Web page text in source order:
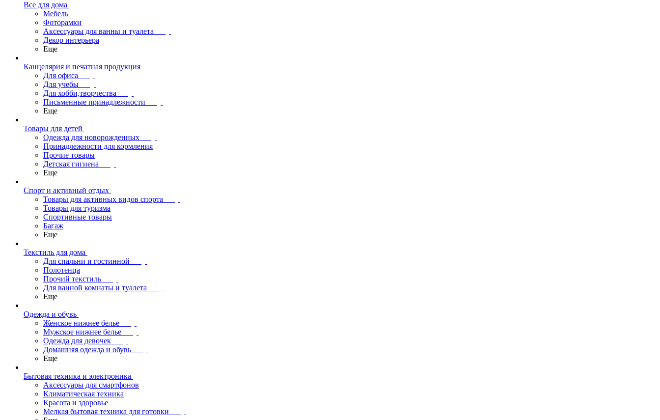
Все для дома
Мебель
Фоторамки
Аксессуары для ванны и туалета
Декор интерьера
Еще
Канцелярия и печатная продукция
Для офиса
Для учебы
Для хобби,творчества
Письменные принадлежности
Еще
Товары для детей
Одежда для новорожденных
Принадлежности для кормления
Прочие товары
Детская гигиена
Еще
Спорт и активный отдых
Товары для активных видов спорта
Товары для туризма
Спортивные товары
Багаж
Еще
Текстиль для дома
Для спальни и гостинной
Полотенца
Прочий текстиль
Для ванной комнаты и туалета
Еще
Одежда и обувь
Женское нижнее белье
Мужское нижнее белье
Одежда для девочек
Домашняя одежда и обувь
Еще
Бытовая техника и электроника
Аксессуары для смартфонов
Климатическая техника
Красота и здоровье
Мелкая бытовая техника для готовки